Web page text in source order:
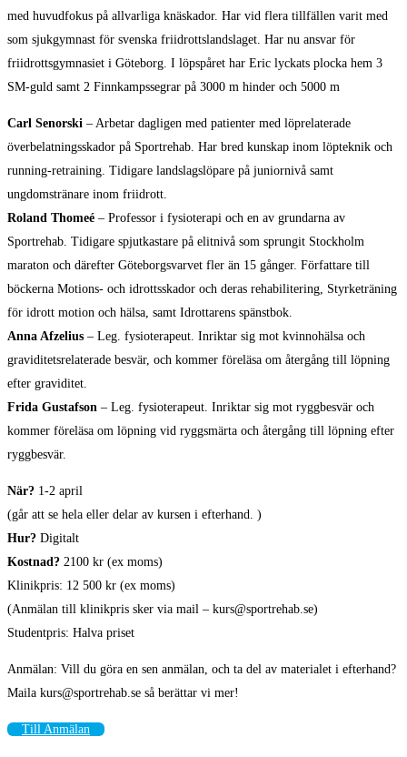
med huvudfokus på allvarliga knäskador. Har vid flera tillfällen varit med
som sjukgymnast för svenska friidrottslandslaget. Har nu ansvar för
friidrottsgymnasiet i Göteborg. I löpspåret har Eric lyckats plocka hem 3
SM-guld samt 2 Finnkampssegrar på 3000 m hinder och 5000 m
Carl Senorski – Arbetar dagligen med patienter med löprelaterade
överbelatningsskador på Sportrehab. Har bred kunskap inom löpteknik och
running-retraining. Tidigare landslagslöpare på juniornivå samt
ungdomstränare inom friidrott.
Roland Thomeé – Professor i fysioterapi och en av grundarna av
Sportrehab. Tidigare spjutkastare på elitnivå som sprungit Stockholm
maraton och därefter Göteborgsvarvet fler än 15 gånger. Författare till
böckerna Motions- och idrottsskador och deras rehabilitering, Styrketräning
för idrott motion och hälsa, samt Idrottarens spänstbok.
Anna Afzelius – Leg. fysioterapeut. Inriktar sig mot kvinnohälsa och
graviditetsrelaterade besvär, och kommer föreläsa om återgång till löpning
efter graviditet.
Frida Gustafson – Leg. fysioterapeut. Inriktar sig mot ryggbesvär och
kommer föreläsa om löpning vid ryggsmärta och återgång till löpning efter
ryggbesvär.
När? 1-2 april
(går att se hela eller delar av kursen i efterhand. )
Hur? Digitalt
Kostnad? 2100 kr (ex moms)
Klinikpris: 12 500 kr (ex moms)
(Anmälan till klinikpris sker via mail – kurs@sportrehab.se)
Studentpris: Halva priset
Anmälan: Vill du göra en sen anmälan, och ta del av materialet i efterhand?
Maila kurs@sportrehab.se så berättar vi mer!
Till Anmälan